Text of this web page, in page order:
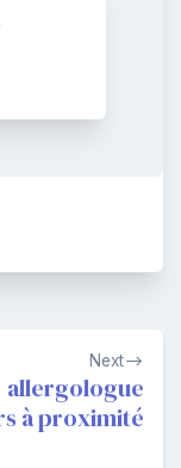
Next
allergologue
à proximité